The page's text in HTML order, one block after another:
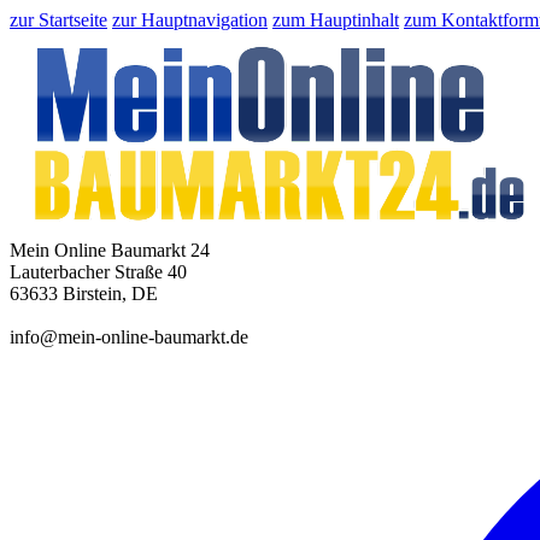
zur Startseite zur Hauptnavigation zum Hauptinhalt zum
Mein Online Baumarkt 24
Lauterbacher Straße 40
63633 Birstein, DE
info@mein-online-baumarkt.de